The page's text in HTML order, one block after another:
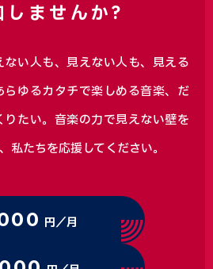
ませんか?
い人も、見えない人も、見える
ゆるカタチで楽しめる音楽、 だ
たい。音楽の力で見えない壁を
私たちを応援してください。
円／月